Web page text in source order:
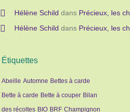
Hélène Schild dans Précieux, les
Hélène Schild dans Précieux, les
Étiquettes
Abeille Automne Bettes à carde
Bette à carde Bette à couper Bilan
des récoltes BIO BRF Champignon